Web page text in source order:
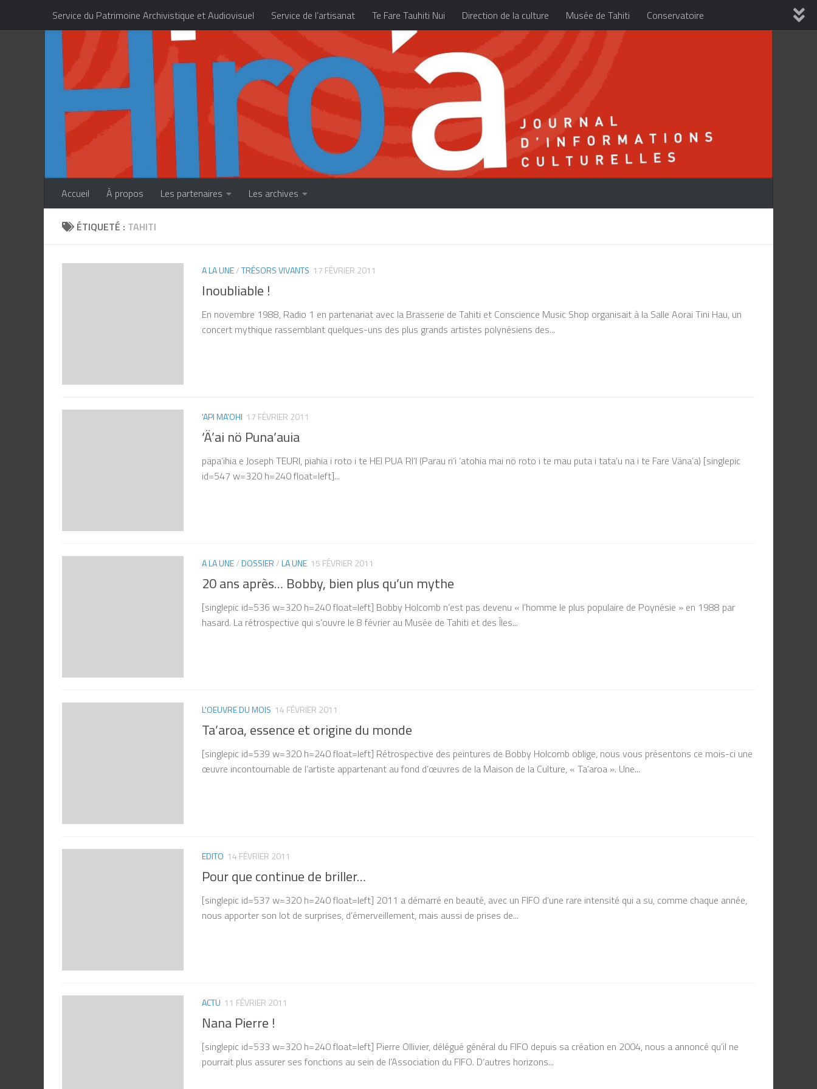
Skip to contentService du Patrimoine Archivistique et Audiovisuel Service de l’artisanat Te Fare Tauhiti Nui Direction de la culture Musée de Tahiti Conservatoire
Centre des Métiers d’Art de la Polynésie française Les archives À propos Accueil
Accueil À propos Les partenaires Les archives
ÉTIQUETÉ : TAHITI
A LA UNE/TRÉSORS VIVANTS 17 FÉVRIER 2011
Inoubliable !
En novembre 1988, Radio 1 en partenariat avec la Brasserie de Tahiti et Conscience Music Shop organisait à la Salle Aorai Tini Hau, un
concert mythique rassemblant quelques-uns des plus grands artistes polynésiens des...
'API MA'OHI 17 FÉVRIER 2011
‘Ä’ai nö Puna’auia
päpa’ihia e Joseph TEURI, piahia i roto i te HEI PUA RI’I (Parau ri’i ‘atohia mai nö roto i te mau puta i tata’u na i te Fare Väna’a) [singlepic
id=547 w=320 h=240 float=left]...
A LA UNE/DOSSIER/LA UNE 15 FÉVRIER 2011
20 ans après… Bobby, bien plus qu’un mythe
[singlepic id=536 w=320 h=240 float=left] Bobby Holcomb n’est pas devenu « l’homme le plus populaire de Poynésie » en 1988 par
hasard. La rétrospective qui s’ouvre le 8 février au Musée de Tahiti et des Îles...
L'OEUVRE DU MOIS 14 FÉVRIER 2011
Ta’aroa, essence et origine du monde
[singlepic id=539 w=320 h=240 float=left] Rétrospective des peintures de Bobby Holcomb oblige, nous vous présentons ce mois-ci une
œuvre incontournable de l’artiste appartenant au fond d’œuvres de la Maison de la Culture, « Ta’aroa ». Une...
EDITO 14 FÉVRIER 2011
Pour que continue de briller…
[singlepic id=537 w=320 h=240 float=left] 2011 a démarré en beauté, avec un FIFO d’une rare intensité qui a su, comme chaque année,
nous apporter son lot de surprises, d’émerveillement, mais aussi de prises de...
ACTU 11 FÉVRIER 2011
Nana Pierre !
[singlepic id=533 w=320 h=240 float=left] Pierre Ollivier, délégué général du FIFO depuis sa création en 2004, nous a annoncé qu’il ne
pourrait plus assurer ses fonctions au sein de l’Association du FIFO. D’autres horizons...